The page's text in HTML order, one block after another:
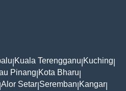
Kuala Terengganu Kuching
Pinang Kota Bharu
Alor Setar Seremban Kangar